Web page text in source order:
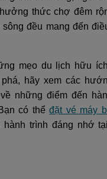
thức chợ đêm
sông đều mang đến
mẹo du lịch hữu
hãy xem các
những điểm đến
có thểđặt vé máy
hành trình đáng nhớ